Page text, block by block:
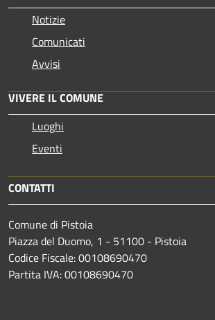
Notizie
Comunicati
Avvisi
VIVERE IL COMUNE
Luoghi
Eventi
CONTATTI
Comune di Pistoia
Piazza del Duomo, 1 - 51100 - Pistoia
Codice Fiscale: 00108690470
Partita IVA: 00108690470